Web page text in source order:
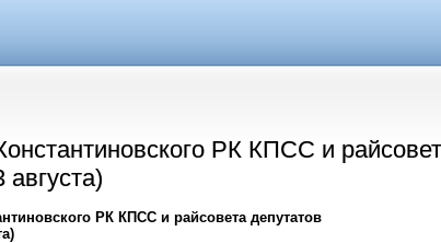
РК КПСС и
РК КПСС и райсовета депутатов